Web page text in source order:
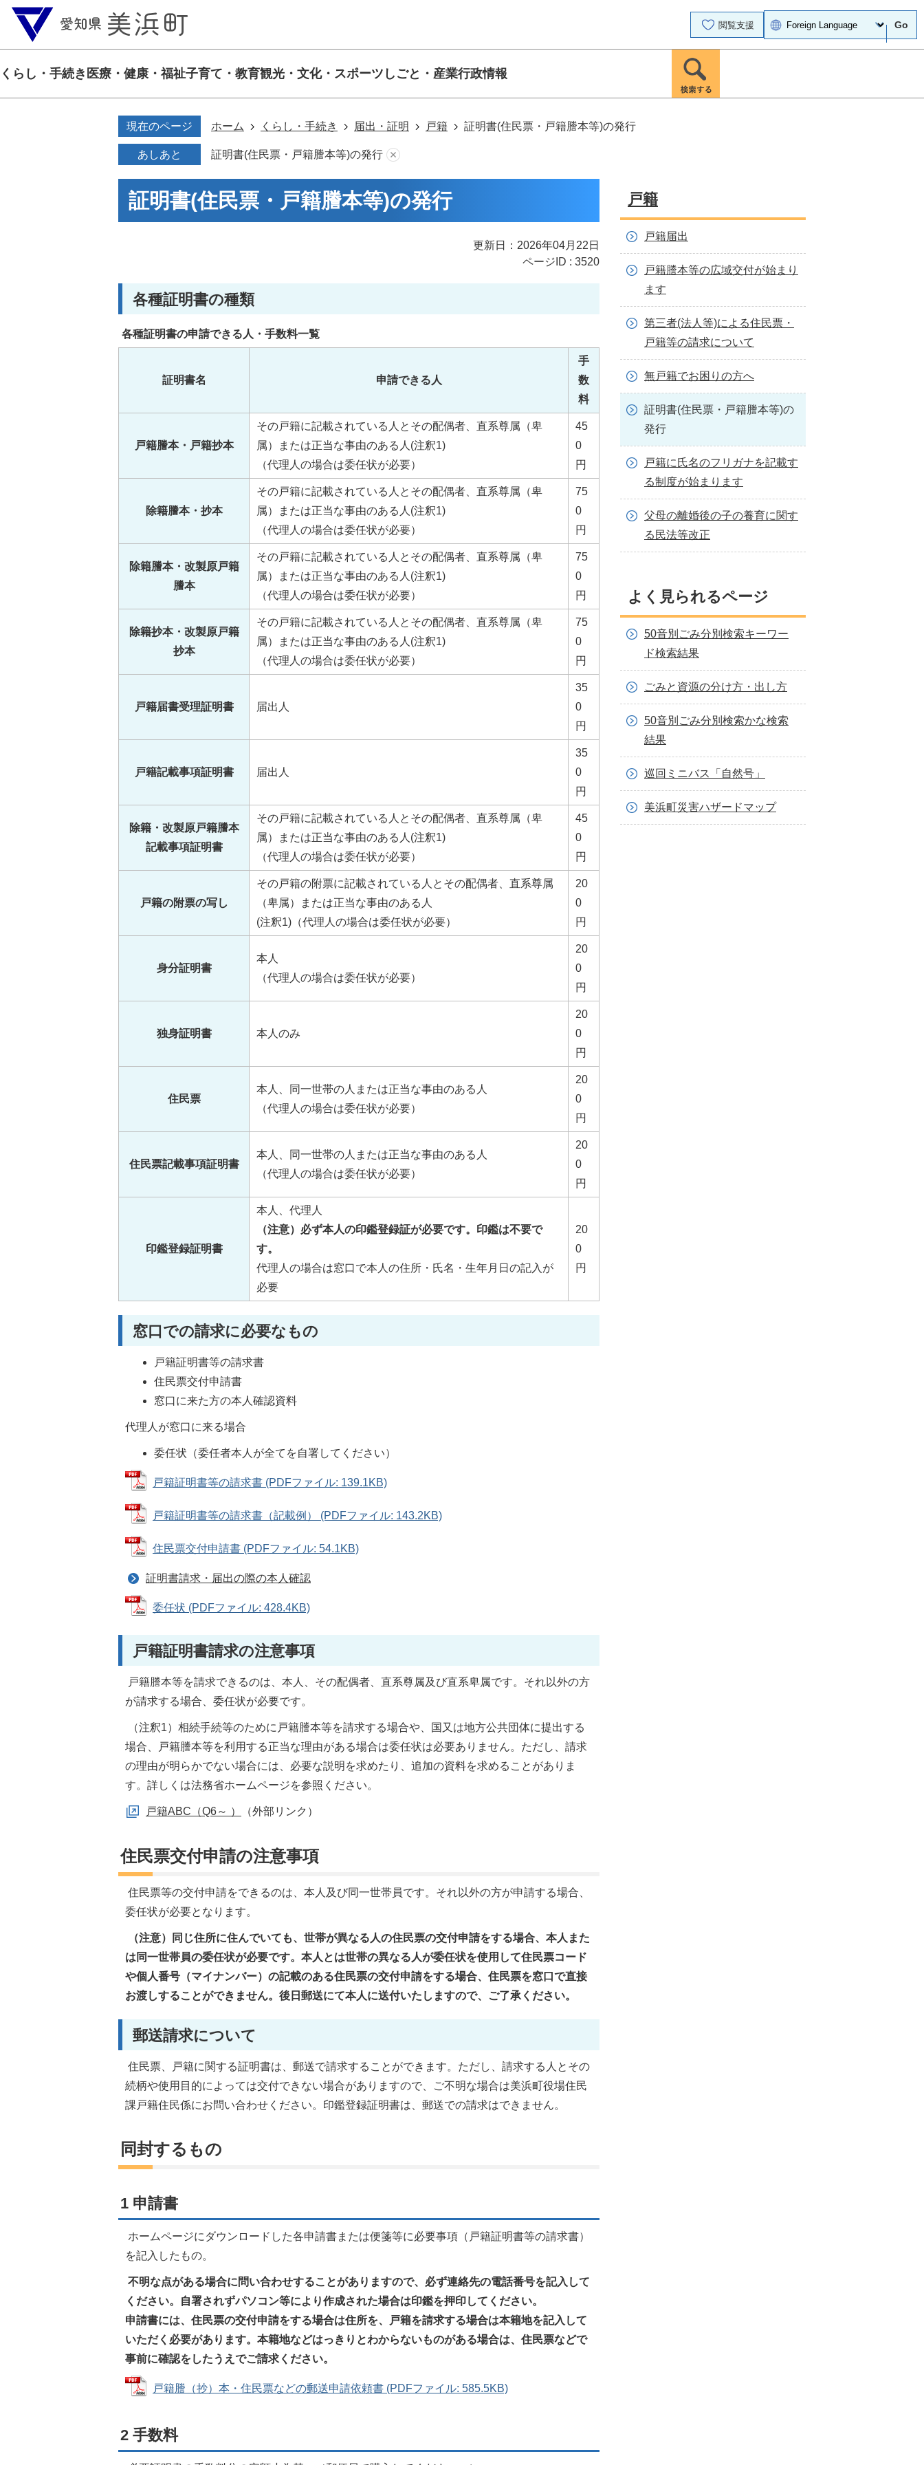
閲覧支援 Go
くらし・手続き 医療・健康・福祉子育て・教育観光・文化・スポーツ しごと・産業行政情報
現在のページ ホーム くらし・手続き 届出・証明 戸籍 証明書(住民票・戸籍謄本等)の発行
あしあと 証明書(住民票・戸籍謄本等)の発行
証明書(住民票・戸籍謄本等)の発行
更新日：2026年04月22日
ページID : 3520
各種証明書の種類
各種証明書の申請できる人・手数料一覧
証明書名 申請できる人
手
数
料
戸籍謄本・戸籍抄本
その戸籍に記載されている人とその配偶者、直系尊属（卑
属）または正当な事由のある人(注釈1)
（代理人の場合は委任状が必要）
45
0
円
除籍謄本・抄本
その戸籍に記載されている人とその配偶者、直系尊属（卑
属）または正当な事由のある人(注釈1)
（代理人の場合は委任状が必要）
75
0
円
除籍謄本・改製原戸籍
謄本
その戸籍に記載されている人とその配偶者、直系尊属（卑
属）または正当な事由のある人(注釈1)
（代理人の場合は委任状が必要）
75
0
円
除籍抄本・改製原戸籍
抄本
その戸籍に記載されている人とその配偶者、直系尊属（卑
属）または正当な事由のある人(注釈1)
（代理人の場合は委任状が必要）
75
0
円
戸籍届書受理証明書 届出人
35
0
円
戸籍記載事項証明書 届出人
35
0
円
除籍・改製原戸籍謄本
記載事項証明書
その戸籍に記載されている人とその配偶者、直系尊属（卑
属）または正当な事由のある人(注釈1)
（代理人の場合は委任状が必要）
45
0
円
戸籍の附票の写し
その戸籍の附票に記載されている人とその配偶者、直系尊属
（卑属）または正当な事由のある人
(注釈1)（代理人の場合は委任状が必要）
20
0
円
身分証明書
本人
（代理人の場合は委任状が必要）
20
0
円
独身証明書 本人のみ
20
0
円
住民票
本人、同一世帯の人または正当な事由のある人
（代理人の場合は委任状が必要）
20
0
円
住民票記載事項証明書
本人、同一世帯の人または正当な事由のある人
（代理人の場合は委任状が必要）
20
0
円
印鑑登録証明書
本人、代理人
（注意）必ず本人の印鑑登録証が必要です。印鑑は不要で
す。
代理人の場合は窓口で本人の住所・氏名・生年月日の記入が
必要
20
0
円
窓口での請求に必要なもの
戸籍証明書等の請求書
住民票交付申請書
窓口に来た方の本人確認資料
代理人が窓口に来る場合
委任状（委任者本人が全てを自署してください）
戸籍証明書等の請求書 (PDFファイル: 139.1KB)
戸籍証明書等の請求書（記載例） (PDFファイル: 143.2KB)
住民票交付申請書 (PDFファイル: 54.1KB)
証明書請求・届出の際の本人確認
委任状 (PDFファイル: 428.4KB)
戸籍証明書請求の注意事項
戸籍謄本等を請求できるのは、本人、その配偶者、直系尊属及び直系卑属です。それ以外の方
が請求する場合、委任状が必要です。
（注釈1）相続手続等のために戸籍謄本等を請求する場合や、国又は地方公共団体に提出する
場合、戸籍謄本等を利用する正当な理由がある場合は委任状は必要ありません。ただし、請求
の理由が明らかでない場合には、必要な説明を求めたり、追加の資料を求めることがありま
す。詳しくは法務省ホームページを参照ください。
戸籍ABC（Q6～ ） （外部リンク）
住民票交付申請の注意事項
住民票等の交付申請をできるのは、本人及び同一世帯員です。それ以外の方が申請する場合、
委任状が必要となります。
（注意）同じ住所に住んでいても、世帯が異なる人の住民票の交付申請をする場合、本人また
は同一世帯員の委任状が必要です。本人とは世帯の異なる人が委任状を使用して住民票コード
や個人番号（マイナンバー）の記載のある住民票の交付申請をする場合、住民票を窓口で直接
お渡しすることができません。後日郵送にて本人に送付いたしますので、ご了承ください。
郵送請求について
住民票、戸籍に関する証明書は、郵送で請求することができます。ただし、請求する人とその
続柄や使用目的によっては交付できない場合がありますので、ご不明な場合は美浜町役場住民
課戸籍住民係にお問い合わせください。印鑑登録証明書は、郵送での請求はできません。
同封するもの
1 申請書
ホームページにダウンロードした各申請書または便箋等に必要事項（戸籍証明書等の請求書）
を記入したもの。
不明な点がある場合に問い合わせすることがありますので、必ず連絡先の電話番号を記入して
ください。自署されずパソコン等により作成された場合は印鑑を押印してください。
申請書には、住民票の交付申請をする場合は住所を、戸籍を請求する場合は本籍地を記入して
いただく必要があります。 本籍地などはっきりとわからないものがある場合は、住民票などで
事前に確認をしたうえでご請求ください。
戸籍謄（抄）本・住民票などの郵送申請依頼書 (PDFファイル: 585.5KB)
2 手数料
戸籍
戸籍届出
戸籍謄本等の広域交付が始まり
ます
第三者(法人等)による住民票・
戸籍等の請求について
無戸籍でお困りの方へ
証明書(住民票・戸籍謄本等)の
発行
戸籍に氏名のフリガナを記載す
る制度が始まります
父母の離婚後の子の養育に関す
る民法等改正
よく見られるページ
50音別ごみ分別検索キーワー
ド検索結果
ごみと資源の分け方・出し方
50音別ごみ分別検索かな検索
結果
巡回ミニバス「自然号」
美浜町災害ハザードマップ